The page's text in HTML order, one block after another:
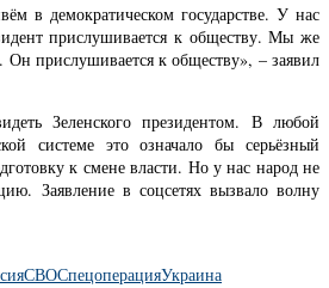
в демократическом государстве. У нас
прислушивается к обществу. Мы же
Он прислушивается к обществу», – заявил
Зеленского президентом. В любой
системе это означало бы серьёзный
к смене власти. Но у нас народ не
Заявление в соцсетях вызвало волну
СВОСпецоперацияУкраина